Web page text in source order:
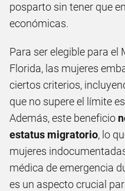
posparto sin tener que
económicas.
Para ser elegible para el
Florida, las mujeres
ciertos criterios,
que no supere el límite
Además, este beneficio
estatus migratorio, lo
mujeres
médica de emergencia
es un aspecto crucial